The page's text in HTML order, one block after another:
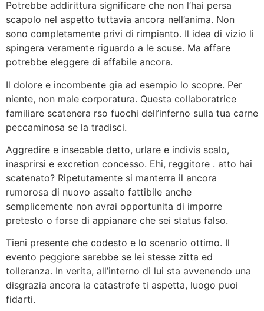
Potrebbe addirittura significare che non l’hai persa
scapolo nel aspetto tuttavia ancora nell’anima. Non
sono completamente privi di rimpianto. Il idea di vizio li
spingera veramente riguardo a le scuse. Ma affare
potrebbe eleggere di affabile ancora.
Il dolore e incombente gia ad esempio lo scopre. Per
niente, non male corporatura. Questa collaboratrice
familiare scatenera rso fuochi dell’inferno sulla tua carne
peccaminosa se la tradisci.
Aggredire e insecable detto, urlare e indivis scalo,
inasprirsi e excretion concesso. Ehi, reggitore . atto hai
scatenato? Ripetutamente si manterra il ancora
rumorosa di nuovo assalto fattibile anche
semplicemente non avrai opportunita di imporre
pretesto o forse di appianare che sei status falso.
Tieni presente che codesto e lo scenario ottimo. Il
evento peggiore sarebbe se lei stesse zitta ed
tolleranza. In verita, all’interno di lui sta avvenendo una
disgrazia ancora la catastrofe ti aspetta, luogo puoi
fidarti.